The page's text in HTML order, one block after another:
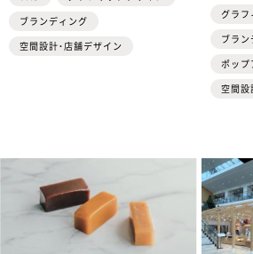
ブランディング
空間設計・店舗デザイン
グラフ
ブラン
ポップ
空間設